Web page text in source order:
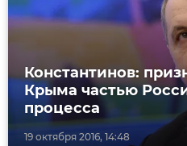
19 октября 2016, 14:48
Константинов:
Крыма частью
процесса